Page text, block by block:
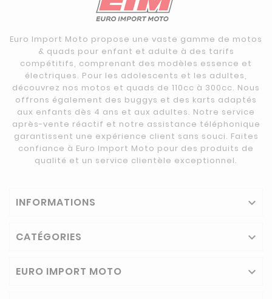
Euro Import Moto propose une vaste gamme de motos
& quads pour enfant et adulte à des tarifs
compétitifs, comprenant des modèles essence et
électriques. Pour les adolescents et les adultes,
découvrez nos motos et quads de 110cc à 300cc. Nous
offrons également des buggys et des karts adaptés
aux enfants dès 4 ans et aux adultes. Notre service
après-vente réactif et notre assistance téléphonique
garantissent une expérience client sans souci. Faites
confiance à Euro Import Moto pour des produits de
qualité et un service clientèle exceptionnel.
INFORMATIONS 
CATÉGORIES 
EURO IMPORT MOTO 